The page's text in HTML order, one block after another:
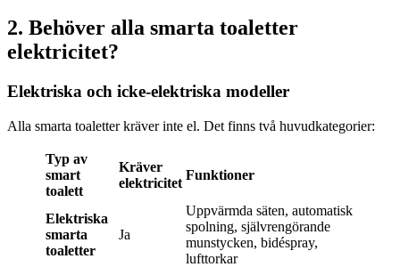
2. Behöver alla smarta toaletter
elektricitet?
Elektriska och icke-elektriska modeller
Alla smarta toaletter kräver inte el. Det finns två huvudkategorier:
Typ av
smart
toalett
Kräver
elektricitet
Funktioner
Elektriska
smarta
toaletter
Ja
Uppvärmda säten, automatisk
spolning, självrengörande
munstycken, bidéspray,
lufttorkar